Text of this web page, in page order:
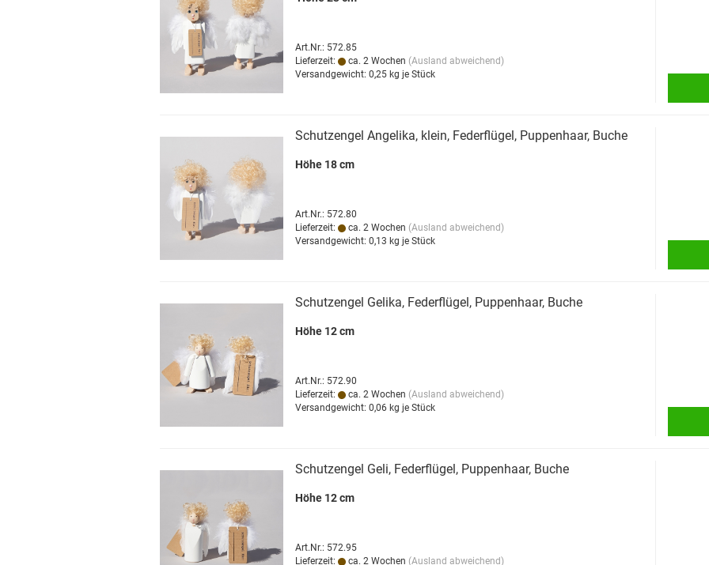
Art.Nr.: 572.85
Lieferzeit:
ca. 2 Wochen (Ausland abweichend)
Versandgewicht: 0,25 kg je Stück
Schutzengel Angelika, klein, Federflügel, Puppenhaar, Buche
Höhe 18 cm
Art.Nr.: 572.80
Lieferzeit:
ca. 2 Wochen (Ausland abweichend)
Versandgewicht: 0,13 kg je Stück
Schutzengel Gelika, Federflügel, Puppenhaar, Buche
Höhe 12 cm
Art.Nr.: 572.90
Lieferzeit:
ca. 2 Wochen (Ausland abweichend)
Versandgewicht: 0,06 kg je Stück
Schutzengel Geli, Federflügel, Puppenhaar, Buche
Höhe 12 cm
Art.Nr.: 572.95
Lieferzeit:
ca. 2 Wochen (Ausland abweichend)